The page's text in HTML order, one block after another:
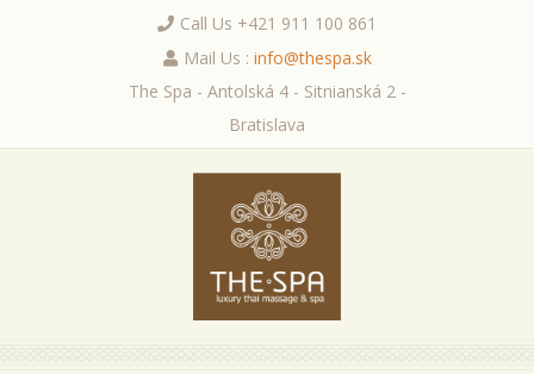
Call Us +421 911 100 861
Mail Us : info@thespa.sk
The Spa - Antolská 4 - Sitnianská 2 -
Bratislava